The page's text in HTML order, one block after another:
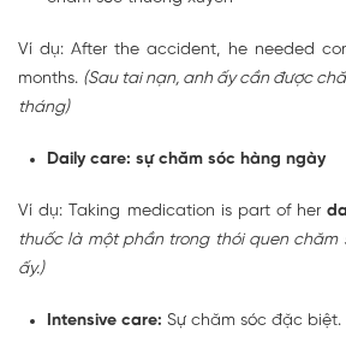
Ví dụ: After the accident, he needed
months. (Sau tai nạn, anh ấy cần được
tháng)
Daily care: sự chăm sóc hàng ngày
Ví dụ: Taking medication is part of her
thuốc là một phần trong thói quen
ấy.)
Intensive care: Sự chăm sóc đặc biệt.